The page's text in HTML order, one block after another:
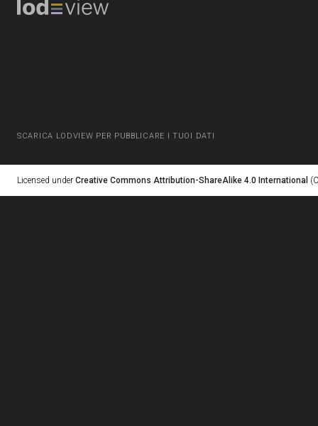
SCARICA LODVIEW PER PUBBLICARE I TUOI DATI
Licensed under Creative Commons Attribution-ShareAlike 4.0 International